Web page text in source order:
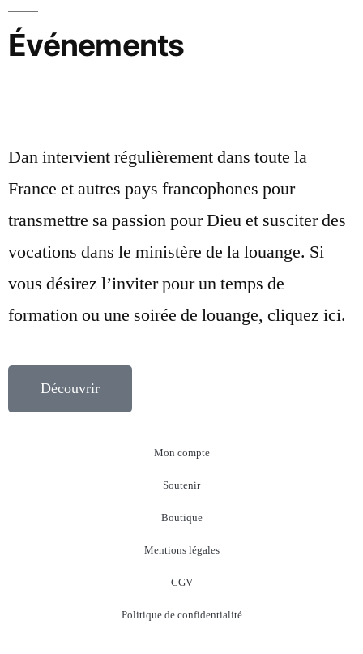
Événements
Dan intervient régulièrement dans toute la
France et autres pays francophones pour
transmettre sa passion pour Dieu et susciter des
vocations dans le ministère de la louange. Si
vous désirez l’inviter pour un temps de
formation ou une soirée de louange, cliquez ici.
Découvrir
Mon compte
Soutenir
Boutique
Mentions légales
CGV
Politique de confidentialité